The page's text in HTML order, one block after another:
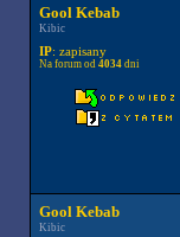
Gool Kebab
Kibic
IP: zapisany
Na forum od 4034dni
Gool Kebab
Kibic